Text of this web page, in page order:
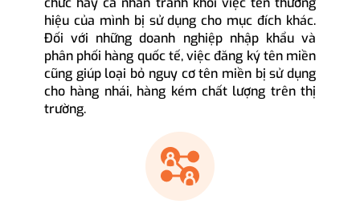
hiệu của mình bị sử dụng cho mục đích khác.
Đối với những doanh nghiệp nhập khẩu và
phân phối hàng quốc tế, việc đăng ký tên miền
cũng giúp loại bỏ nguy cơ tên miền bị sử dụng
cho hàng nhái, hàng kém chất lượng trên thị
trường.